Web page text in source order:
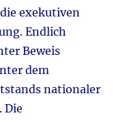
exekutiven
Endlich
Beweis
dem
nationaler
Die